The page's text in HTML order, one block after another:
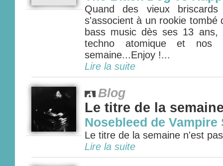
Quand des vieux
s'associent à un rookie tombé
bass music dès ses 13
techno atomique et
semaine...Enjoy !...
Lire la suite
Blog
Le titre de la
Nosebleed de Vampire
Le titre de la semaine n'est
Lire la suite